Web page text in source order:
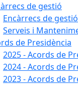
de gestió
Encàrrecs de
Serveis i
de Presidència
2025 - Acords de
2024 - Acords de
2023 - Acords de